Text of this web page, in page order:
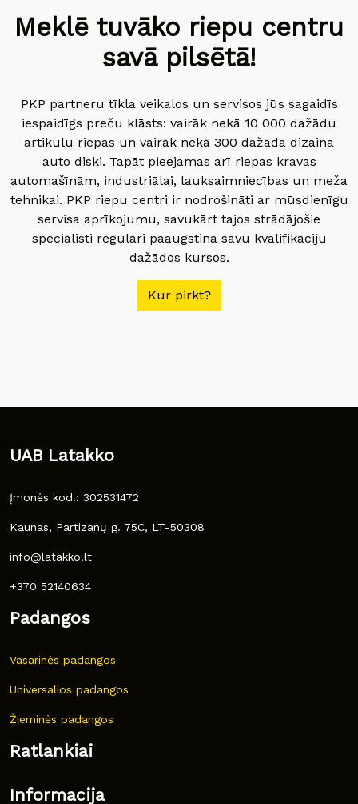
Meklē tuvāko riepu centru
savā pilsētā!
PKP partneru tīkla veikalos un servisos jūs sagaidīs
iespaidīgs preču klāsts: vairāk nekā 10 000 dažādu
artikulu riepas un vairāk nekā 300 dažāda dizaina
auto diski. Tapāt pieejamas arī riepas kravas
automašīnām, industriālai, lauksaimniecības un meža
tehnikai. PKP riepu centri ir nodrošināti ar mūsdienīgu
servisa aprīkojumu, savukārt tajos strādājošie
speciālisti regulāri paaugstina savu kvalifikāciju
dažādos kursos.
Kur pirkt?
UAB Latakko
Įmonės kod.: 302531472
Kaunas, Partizanų g. 75C, LT-50308
info@latakko.lt
+370 52140634
Padangos
Vasarinės padangos
Universalios padangos
Žieminės padangos
Ratlankiai
Informacija